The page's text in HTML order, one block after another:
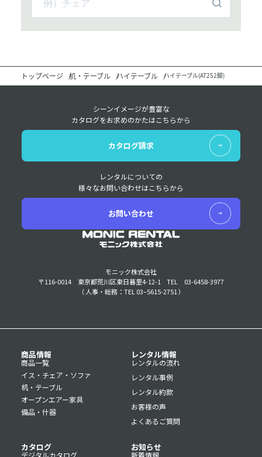
トップページ 机・テーブル ハイテーブル ハイテーブル(AT252脚)
モニック株式会社
〒116-0014 東京都荒川区東日暮里4-12-1
TEL 03-6458-3977
（ 人事・総務：TEL 03–5615-2751 ）
シーンイメージが豊富な
カタログをお求めのかたはこちらから
カタログ請求
レンタルについての
様々なお問い合わせはこちらから
お問い合わせ
商品情報
商品一覧
イス・チェア・ソファ
机・テーブル
オープンエアー家具
備品・什器
レンタル情報
レンタルの流れ
レンタル事例
レンタル約款
お客様の声
よくあるご質問
カタログ
デジタルカタログ
お知らせ
新着情報